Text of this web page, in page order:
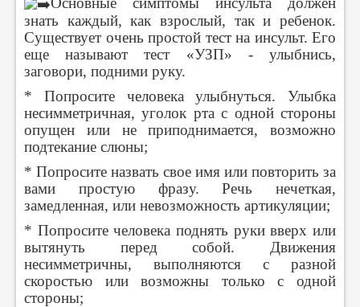
знать каждый, как взрослый, так и ребенок.
Существует очень простой тест на инсульт. Его
еще называют тест «УЗП» - улыбнись,
заговори, подними руку.
* Попросите человека улыбнуться. Улыбка
несимметричная, уголок рта с одной стороны
опущен или не приподнимается, возможно
подтекание слюны;
* Попросите назвать свое имя или повторить за
вами простую фразу. Речь нечеткая,
замедленная, или невозможность артикуляции;
* Попросите человека поднять руки вверх или
вытянуть перед собой. Движения
несимметричны, выполняются с разной
скоростью или возможны только с одной
стороны;